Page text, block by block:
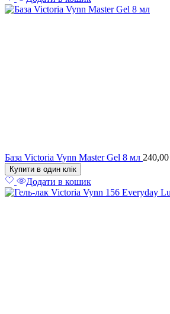
База Victoria Vynn Master Gel 8 мл 240,00
Купити в один клік
Додати в кошик